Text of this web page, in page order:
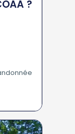
?